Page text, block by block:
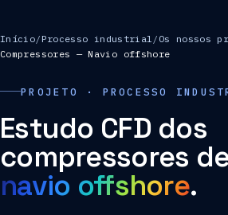
Início/ Processo industrial / Os nossos
Compressores — Navio offshore
PROJETO · PROCESSO
Estudo CFD dos
compressores
navio offshore.